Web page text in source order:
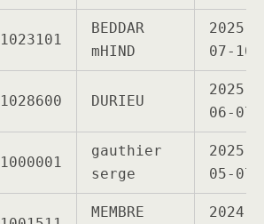
1023101
BEDDAR
mHIND
2025-
07-10
1028600 DURIEU
2025-
06-07
1000001
gauthier
serge
2025-
05-07
MEMBRE 2024-